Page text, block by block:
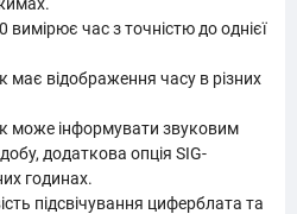
час з точністю до однієї
має відображення часу в різних
може інформувати звуковим
додаткова опція SIG-
годинах.
підсвічування циферблата та